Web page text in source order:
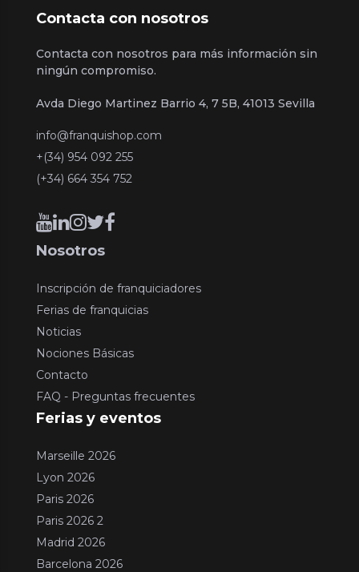
Contacta con nosotros
Contacta con nosotros para más información sin
ningún compromiso.
Avda Diego Martinez Barrio 4, 7 5B, 41013 Sevilla
info@franquishop.com
+(34) 954 092 255
(+34) 664 354 752
Nosotros
Inscripción de franquiciadores
Ferias de franquicias
Noticias
Nociones Básicas
Contacto
FAQ - Preguntas frecuentes
Ferias y eventos
Marseille 2026
Lyon 2026
Paris 2026
Paris 2026 2
Madrid 2026
Barcelona 2026